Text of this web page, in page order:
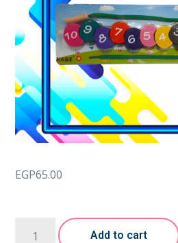
EGP65.00
Add to cart